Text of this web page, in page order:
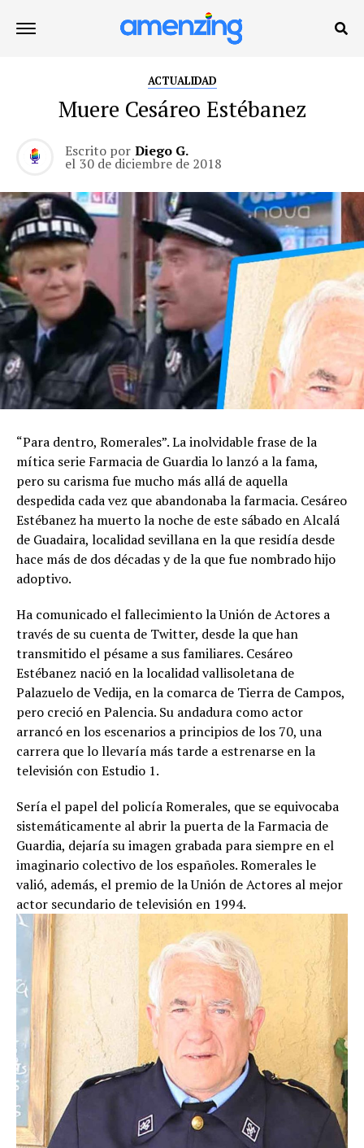
ACTUALIDAD
Muere Cesáreo Estébanez
Escrito por Diego G.
el 30 de diciembre de 2018
“Para dentro, Romerales”. La inolvidable frase de la
mítica serie Farmacia de Guardia lo lanzó a la fama,
pero su carisma fue mucho más allá de aquella
despedida cada vez que abandonaba la farmacia. Cesáreo
Estébanez ha muerto la noche de este sábado en Alcalá
de Guadaira, localidad sevillana en la que residía desde
hace más de dos décadas y de la que fue nombrado hijo
adoptivo.
Ha comunicado el fallecimiento la Unión de Actores a
través de su cuenta de Twitter, desde la que han
transmitido el pésame a sus familiares. Cesáreo
Estébanez nació en la localidad vallisoletana de
Palazuelo de Vedija, en la comarca de Tierra de Campos,
pero creció en Palencia. Su andadura como actor
arrancó en los escenarios a principios de los 70, una
carrera que lo llevaría más tarde a estrenarse en la
televisión con Estudio 1.
Sería el papel del policía Romerales, que se equivocaba
sistemáticamente al abrir la puerta de la Farmacia de
Guardia, dejaría su imagen grabada para siempre en el
imaginario colectivo de los españoles. Romerales le
valió, además, el premio de la Unión de Actores al mejor
actor secundario de televisión en 1994.